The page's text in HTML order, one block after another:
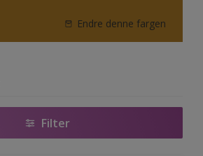
Endre denne fargen
Filter